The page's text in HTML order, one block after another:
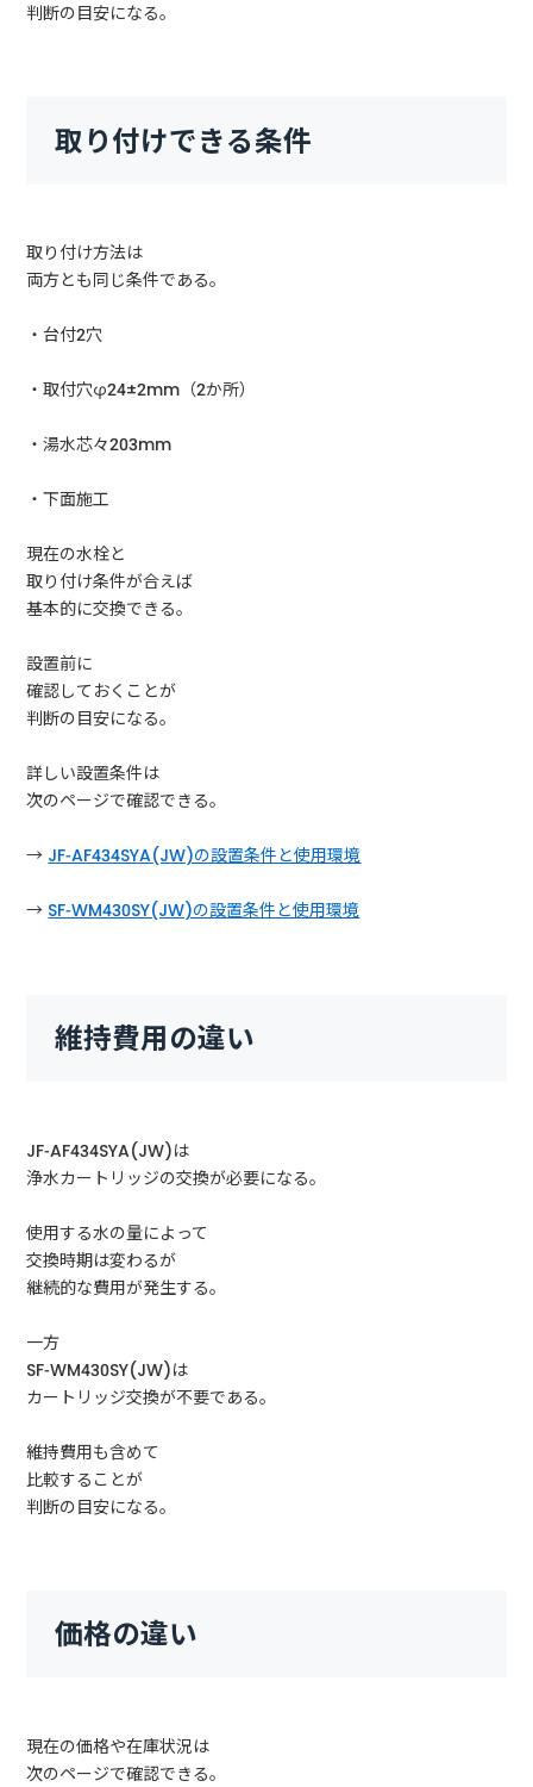
判断の目安になる。
取り付けできる条件
取り付け方法は
両方とも同じ条件である。
・台付2穴
・取付穴φ24±2mm（2か所）
・湯水芯々203mm
・下面施工
現在の水栓と
取り付け条件が合えば
基本的に交換できる。
設置前に
確認しておくことが
判断の目安になる。
詳しい設置条件は
次のページで確認できる。
→ JF-AF434SYA(JW)の設置条件と使用環境
→ SF-WM430SY(JW)の設置条件と使用環境
維持費用の違い
JF-AF434SYA(JW)は
浄水カートリッジの交換が必要になる。
使用する水の量によって
交換時期は変わるが
継続的な費用が発生する。
一方
SF-WM430SY(JW)は
カートリッジ交換が不要である。
維持費用も含めて
比較することが
判断の目安になる。
価格の違い
現在の価格や在庫状況は
次のページで確認できる。